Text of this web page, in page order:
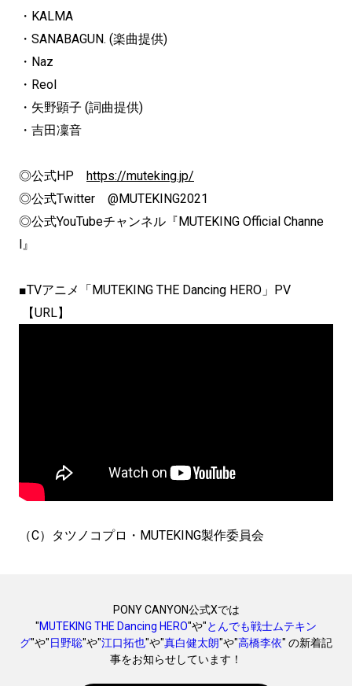
・KALMA
・SANABAGUN. (楽曲提供)
・Naz
・Reol
・矢野顕子 (詞曲提供)
・吉田凜音
◎公式HP
https://muteking.jp/
◎公式Twitter @MUTEKING2021
◎公式YouTubeチャンネル『MUTEKING Official Channe
l』
■TVアニメ「MUTEKING THE Dancing HERO」PV
【URL】
（C）タツノコプロ・MUTEKING製作委員会
PONY CANYON公式Xでは
"MUTEKING THE Dancing HERO"や"とんでも戦士ムテキン
グ"や"日野聡"や"江口拓也"や"真白健太朗"や"高橋李依" の新着記
事をお知らせしています！